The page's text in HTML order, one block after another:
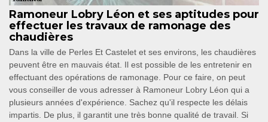
Ramoneur Lobry Léon et ses aptitudes pour
effectuer les travaux de ramonage des
chaudières
Dans la ville de Perles Et Castelet et ses environs, les chaudières
peuvent être en mauvais état. Il est possible de les entretenir en
effectuant des opérations de ramonage. Pour ce faire, on peut
vous conseiller de vous adresser à Ramoneur Lobry Léon qui a
plusieurs années d'expérience. Sachez qu'il respecte les délais
impartis. De plus, il garantit une très bonne qualité de travail. Si